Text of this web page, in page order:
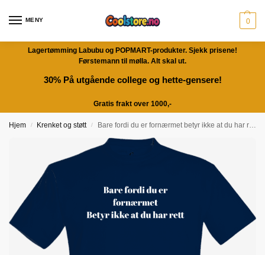
MENY 0
Lagertømming Labubu og POPMART-produkter. Sjekk prisene!
Førstemann til mølla. Alt skal ut.
30% På utgående college og hette-gensere!
Gratis frakt over 1000,-
Hjem / Krenket og støtt / Bare fordi du er fornærmet betyr ikke at du har rett – Fet t-skjorte med drøy humor | Morsom gave